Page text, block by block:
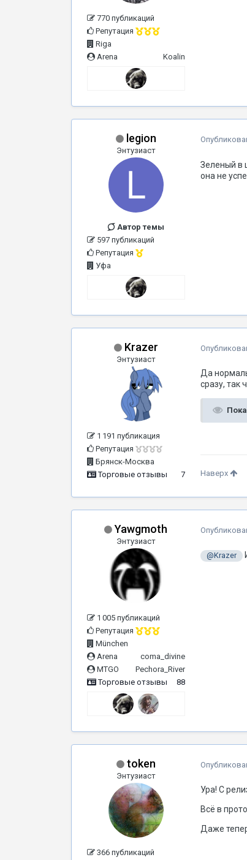
770 публикаций
Репутация
Riga
Arena
Koalin
legion
Энтузиаст
Автор темы
597 публикаций
Репутация
Уфа
Зеленый в
она не
Krazer
Энтузиаст
1 191 публикация
Репутация
Брянск-Москва
Торговые отзывы
7
Да
сразу, так
Наверх
Yawgmoth
Энтузиаст
1 005 публикаций
Репутация
München
Arena
coma_divine
MTGO
Pechora_River
Торговые отзывы
88
@Krazer
token
Энтузиаст
366 публикаций
Ура! С
Всё в
Даже